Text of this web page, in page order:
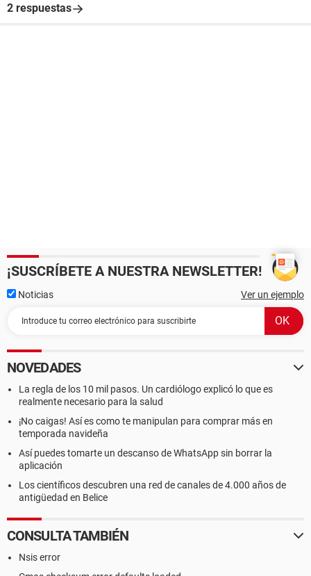
2 respuestas
¡SUSCRÍBETE A NUESTRA NEWSLETTER!
Noticias Ver un ejemplo
NOVEDADES
La regla de los 10 mil pasos. Un cardiólogo explicó lo que es
realmente necesario para la salud
¡No caigas! Así es como te manipulan para comprar más en
temporada navideña
Así puedes tomarte un descanso de WhatsApp sin borrar la
aplicación
Los científicos descubren una red de canales de 4.000 años de
antigüedad en Belice
CONSULTA TAMBIÉN
Nsis error